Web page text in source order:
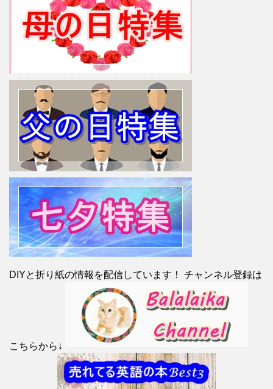
DIYと折り紙の情報を配信しています！ チャンネル登録は
こちらから↓